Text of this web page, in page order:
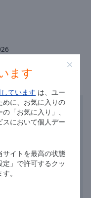
ます
ています は、ユー
めに、お気に入りの
「お気に入り」、
スにおいて個人デー
サイトを最高の状態
」で許可するクッ
。